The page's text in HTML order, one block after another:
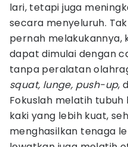
lari, tetapi juga
secara menyeluruh.
pernah
dapat dimulai dengan
tanpa peralatan
squat, lunge, push-up,
Fokuslah melatih
kaki yang lebih kuat,
menghasilkan tenaga